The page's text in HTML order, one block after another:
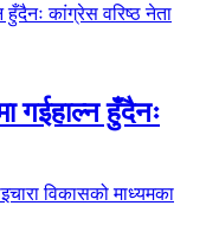
गईहाल्न हुँदैनः